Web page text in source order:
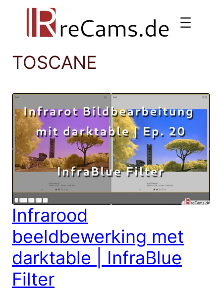
TOSCANE
Infrarood
beeldbewerking met
darktable | InfraBlue
Filter